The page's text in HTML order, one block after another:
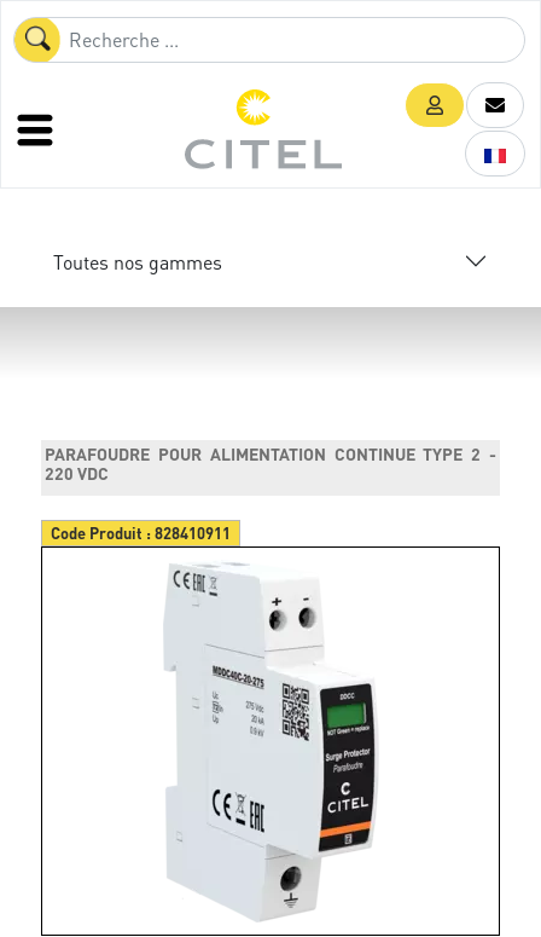
Toutes nos gammes
PARAFOUDRE POUR ALIMENTATION CONTINUE TYPE 2 -
220 VDC
Code Produit :828410911